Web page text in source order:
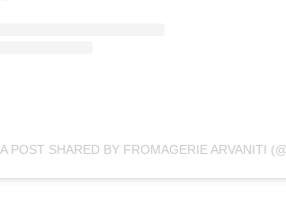
A POST SHARED BY FROMAGERIE ARVANITI